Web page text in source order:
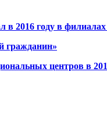
в 2016 году в
гражданин»
центров в